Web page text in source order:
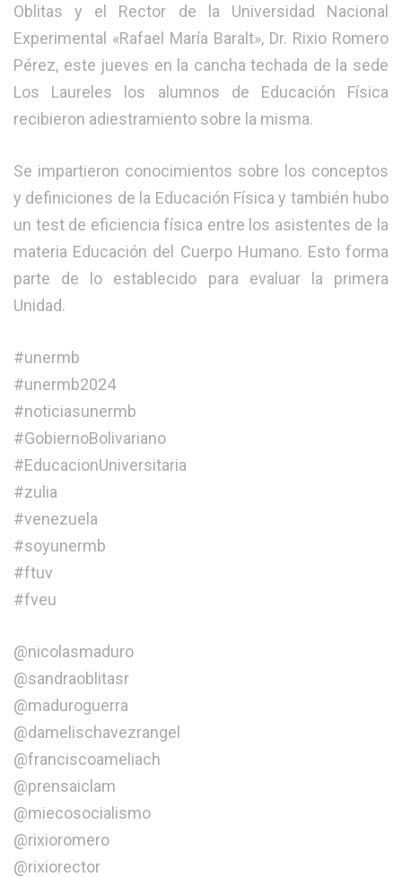
Oblitas y el Rector de la Universidad Nacional
Experimental «Rafael María Baralt», Dr. Rixio Romero
Pérez, este jueves en la cancha techada de la sede
Los Laureles los alumnos de Educación Física
recibieron adiestramiento sobre la misma.
Se impartieron conocimientos sobre los conceptos
y definiciones de la Educación Física y también hubo
un test de eficiencia física entre los asistentes de la
materia Educación del Cuerpo Humano. Esto forma
parte de lo establecido para evaluar la primera
Unidad.
#unermb
#unermb2024
#noticiasunermb
#GobiernoBolivariano
#EducacionUniversitaria
#zulia
#venezuela
#soyunermb
#ftuv
#fveu
@nicolasmaduro
@sandraoblitasr
@maduroguerra
@damelischavezrangel
@franciscoameliach
@prensaiclam
@miecosocialismo
@rixioromero
@rixiorector